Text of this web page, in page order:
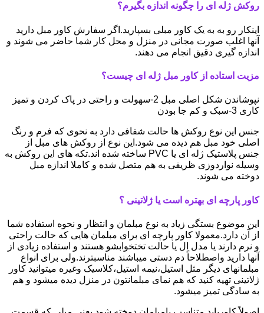
روکش ژله ای را چگونه اندازه بگیرم؟
اینکار رو به به یک کاور مبلی بسپارید.اگر سفارش کاور مبل دارید
آنها اغلب صورت مجانی در منزل و محل کار شما حاضر می شوند و
اندازه گیری دقیق انجام می دهند.
مزیت استاده از کاور مبل ژله ای چیست؟
نپوشاندن شکل اصلی مبل 2-سهولت و راحتی در پاک کردن و تمیز
کاری 3-سبک و کم جا بودن
جنس این نوع روکش ها حالت شفافی دارد به نحوی که فرم و رنگ
اصلی خود مبل هم دیده می شود.این نوع از روکش های مبل از
جنس پلاستیک ژله ای یا PVC ساخته شده اند.تکه های این روکش به
وسیله نواردوزی ظریفی به هم متصل شده و کاملا اندازه مبل
دوخته می شوند.
کاور پارچه ای بهتره است یا ژلاتینی ؟
این موضوع بستگی زیاد به نوع مبلمان و انتظار و نحوه استفاده شما
از آن دارد.معمولا کاور پارچه ای برای مبلمان هایی که حالت راحتی
و نرم دارند یا مدل ال یا حالت تختخوابشو هستند و استفاده زیادی از
آنها دارید واصطلاحاً دم دستی میباشند مناسبترند.ولی برای انواع
مبلمانهای دیگر مثل استیل،نیمه استیل،کلاسیک وغیره میتوانید کاور
ژلاتینی تهیه کنید که هم نمای مبلمانتون در منزل دیده میشود و هم
به سادگی تمیز میشود.